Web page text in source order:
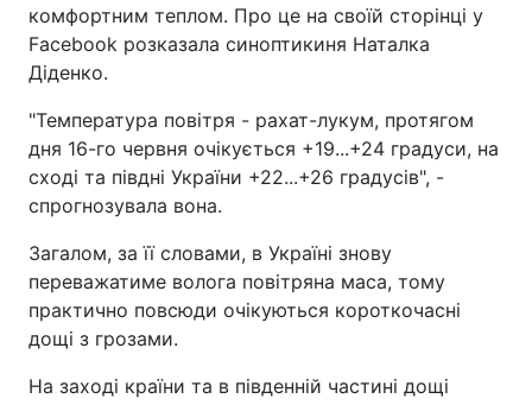
комфортним теплом. Про це на своїй сторінці у
Facebook розказала синоптикиня Наталка
Діденко.
"Температура повітря - рахат-лукум, протягом
дня 16-го червня очікується +19...+24 градуси, на
сході та півдні України +22...+26 градусів", -
спрогнозувала вона.
Загалом, за її словами, в Україні знову
переважатиме волога повітряна маса, тому
практично повсюди очікуються короткочасні
дощі з грозами.
На заході країни та в південній частині дощі